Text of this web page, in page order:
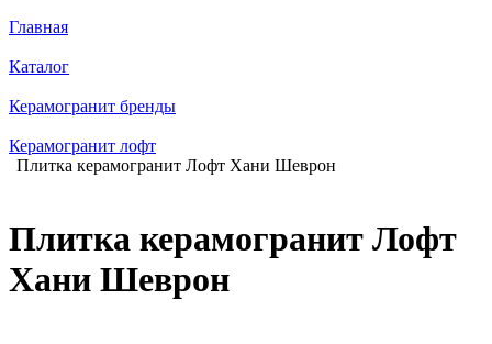
Главная
Каталог
Керамогранит бренды
Керамогранит лофт
Плитка керамогранит Лофт Хани Шеврон
Плитка керамогранит Лофт
Хани Шеврон